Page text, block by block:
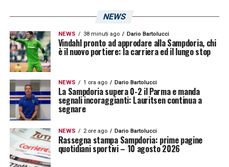
NEWS
NEWS 38 minuti ago Dario Bartolucci
Vindahl pronto ad approdare alla Sampdoria, chi
è il nuovo portiere: la carriera ed il lungo stop
NEWS 1 ora ago Dario Bartolucci
La Sampdoria supera 0-2 il Parma e manda
segnali incoraggianti: Lauritsen continua a
segnare
NEWS 2 ore ago Dario Bartolucci
Rassegna stampa Sampdoria: prime pagine
quotidiani sportivi – 10 agosto 2026